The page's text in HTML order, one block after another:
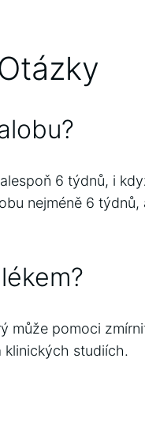
6 týdnů, i
nejméně 6
může pomoci
klinických studiích.